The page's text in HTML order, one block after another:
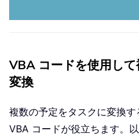
VBA コードを使用し
変換
複数の予定をタスクに変換
VBA コードが役立ちます。